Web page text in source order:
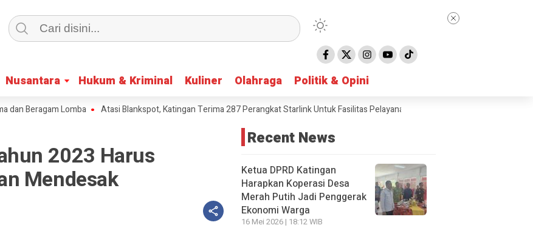
Nusantara Hukum & Kriminal Kuliner Olahraga Politik & Opini
Nusantara Hukum & Kriminal Kuliner Olahraga Politik & Opini
Beragam Lomba Atasi Blankspot, Katingan Terima 287 Perangkat Starlink Untuk Fasilitas Pelayanan Publik
2023 Harus
Mendesak
Recent News
Ketua DPRD Katingan
Harapkan Koperasi Desa
Merah Putih Jadi Penggerak
Ekonomi Warga
16 Mei 2026 | 18:12 WIB